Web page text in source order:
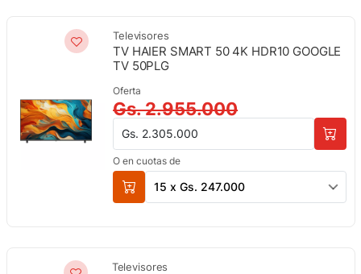
Televisores
TV HAIER SMART 50 4K HDR10 GOOGLE
TV 50PLG
Oferta
Gs. 2.955.000
Gs. 2.305.000
O en cuotas de
15 x Gs. 247.000
Televisores